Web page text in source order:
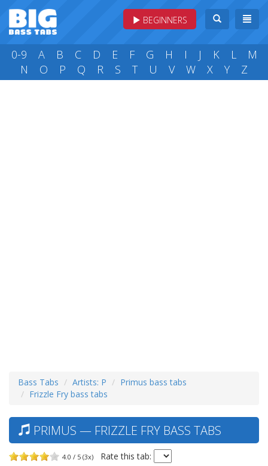
BEGINNERS
0-9 A B C D E F G H I J K L
M
N
O P Q R S T U V W X Y Z
Bass Tabs Artists: P
Primus bass tabs
Frizzle Fry bass tabs
PRIMUS — FRIZZLE FRY BASS TABS
4.0 / 5 (3x) Rate this tab: